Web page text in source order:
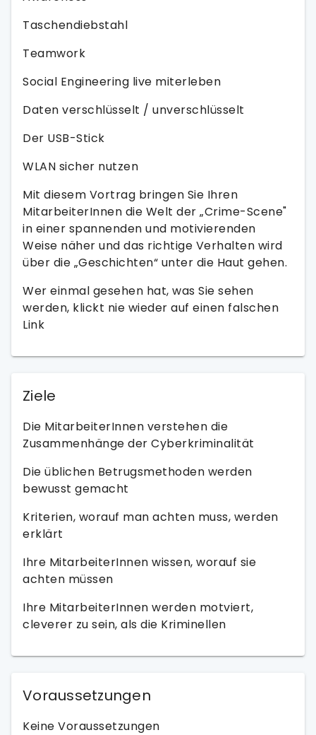
Taschendiebstahl
Teamwork
Social Engineering live miterleben
Daten verschlüsselt / unverschlüsselt
Der USB-Stick
WLAN sicher nutzen
Mit diesem Vortrag bringen Sie Ihren
MitarbeiterInnen die Welt der „Crime-Scene"
in einer spannenden und motivierenden
Weise näher und das richtige Verhalten wird
über die „Geschichten“ unter die Haut gehen.
Wer einmal gesehen hat, was Sie sehen
werden, klickt nie wieder auf einen falschen
Link
Ziele
Die MitarbeiterInnen verstehen die
Zusammenhänge der Cyberkriminalität
Die üblichen Betrugsmethoden werden
bewusst gemacht
Kriterien, worauf man achten muss, werden
erklärt
Ihre MitarbeiterInnen wissen, worauf sie
achten müssen
Ihre MitarbeiterInnen werden motviert,
cleverer zu sein, als die Kriminellen
Voraussetzungen
Keine Voraussetzungen